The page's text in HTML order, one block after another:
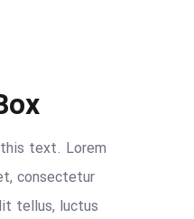
text. Lorem
consectetur
tellus, luctus